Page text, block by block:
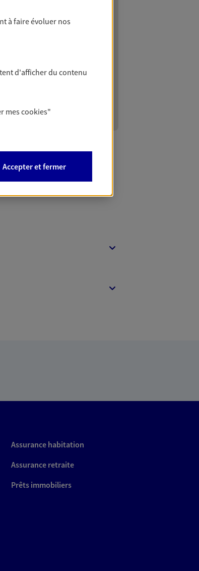
Assurance habitation
Assurance retraite
Prêts immobiliers
à faire évoluer nos
d'afficher du contenu
mescookies"
Accepter et fermer